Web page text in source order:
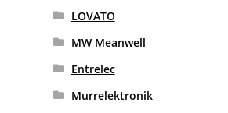
LOVATO
MW Meanwell
Entrelec
Murrelektronik